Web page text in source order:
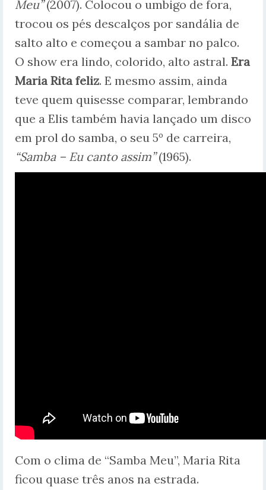
Meu”(2007). Colocou o umbigo de fora,
trocou os pés descalços por sandália de
salto alto e começou a sambar no palco.
O show era lindo, colorido, alto astral. Era
Maria Rita feliz. E mesmo assim, ainda
teve quem quisesse comparar, lembrando
que a Elis também havia lançado um disco
em prol do samba, o seu 5º de carreira,
“Samba – Eu canto assim”(1965).
Com o clima de “Samba Meu”, Maria Rita
ficou quase três anos na estrada.